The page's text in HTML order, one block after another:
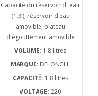
Capacité du réservoir d' eau
(1.8l), réservoir d'eau
amovible, plateau
d'égouttement amovible
VOLUME: 1.8 litres
MARQUE: DELONGHI
CAPACITÉ: 1.8 litres
VOLTAGE: 220